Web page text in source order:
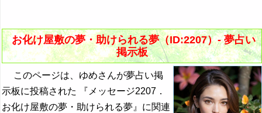
お化け屋敷の夢・助けられる夢（ID:2207）- 夢占い
掲示板
このページは、ゆめさんが夢占い掲
示板に投稿された 『メッセージ2207．
お化け屋敷の夢・助けられる夢』に関連